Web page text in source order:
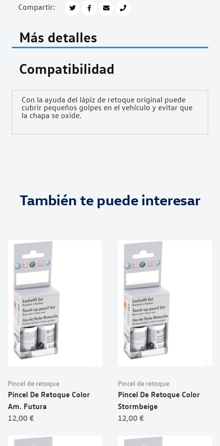
Compartir:
Más detalles
Compatibilidad
Con la ayuda del lápiz de retoque original puede
cubrir pequeños golpes en el vehículo y evitar que
la chapa se oxide.
También te puede interesar
Pincel de retoque
Pincel De Retoque Color
Am. Futura
12,00 €
Pincel de retoque
Pincel De Retoque Color
Stormbeige
12,00 €